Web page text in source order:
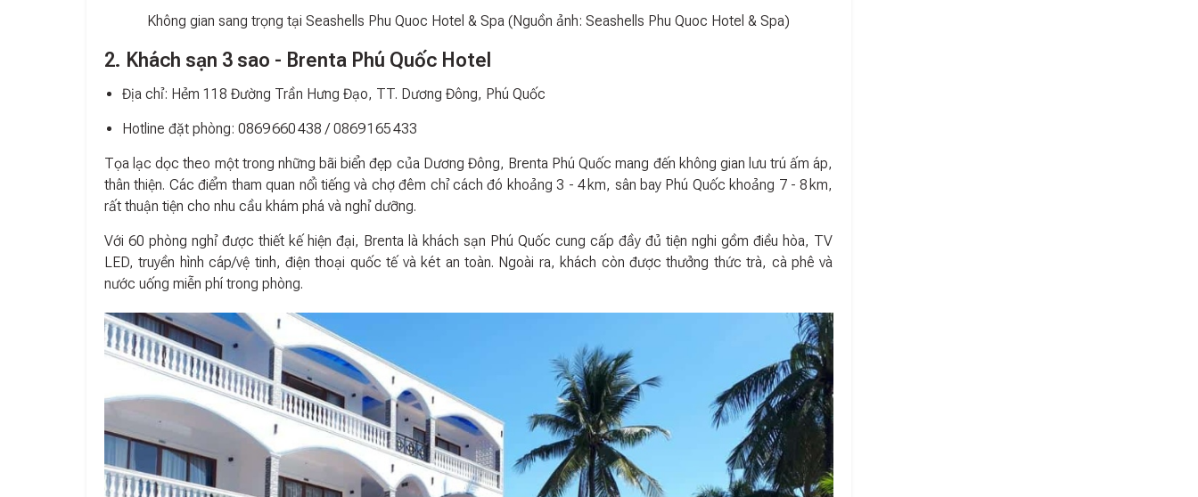
Không gian sang trọng tại Seashells Phu Quoc Hotel & Spa (Nguồn ảnh: Seashells Phu Quoc Hotel & Spa)
2. Khách sạn 3 sao - Brenta Phú Quốc Hotel
Địa chỉ: Hẻm 118 Đường Trần Hưng Đạo, TT. Dương Đông, Phú Quốc
Hotline đặt phòng: 0869 660 438 / 0869 165 433
Tọa lạc dọc theo một trong những bãi biển đẹp của Dương Đông, Brenta Phú Quốc mang đến không gian lưu trú ấm áp,
thân thiện. Các điểm tham quan nổi tiếng và chợ đêm chỉ cách đó khoảng 3 - 4 km, sân bay Phú Quốc khoảng 7 - 8 km,
rất thuận tiện cho nhu cầu khám phá và nghỉ dưỡng.
Với 60 phòng nghỉ được thiết kế hiện đại, Brenta là khách sạn Phú Quốc cung cấp đầy đủ tiện nghi gồm điều hòa, TV
LED, truyền hình cáp/vệ tinh, điện thoại quốc tế và két an toàn. Ngoài ra, khách còn được thưởng thức trà, cà phê và
nước uống miễn phí trong phòng.